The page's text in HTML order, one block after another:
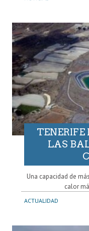
LAS
Una capacidad de
calor
ACTUALIDAD